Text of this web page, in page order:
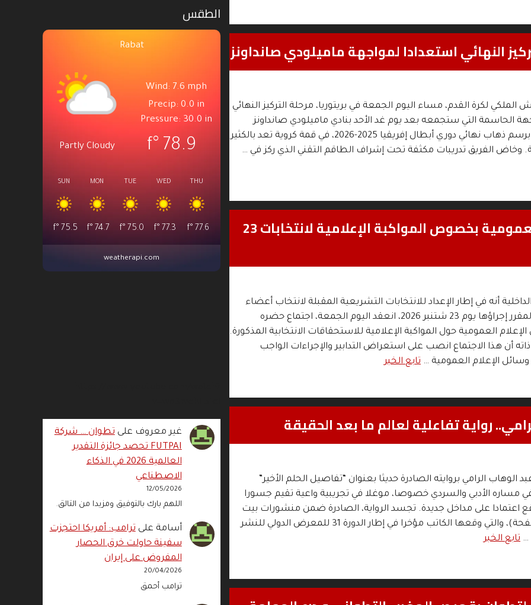
النهائي استعدادا لمواجهة ماميلودي صانداونز
لكرة القدم، مساء اليوم الجمعة في بريتوريا، مرحلة التركيز النهائي
الحاسمة التي ستجمعه بعد يوم غد الأحد بنادي ماميلودي صانداونز
الجنوب إفريقي، برسم ذهاب نهائي دوري أبطال إفريقيا 2025-2026، في قمة كروية تعد بالكثير
وخاض الفريق تدريبات مكثفة تحت إشراف الطاقم التقني الذي ركز في …
اجتماع مع مسؤولي وسائل الإعلام العمومية بخصوص المواكبة الإعلامية لانتخابات 23
الداخلية أنه في إطار الإعداد للانتخابات التشريعية المقبلة لانتخاب أعضاء
مجلس النواب المقرر إجراؤها يوم 23 شتنبر 2026، انعقد اليوم الجمعة، اجتماع حضره
العمومية حول المواكبة الإعلامية للاستحقاقات الانتخابية المذكورة.
أن هذا الاجتماع انصب على استعراض التدابير والإجراءات الواجب
الإعلام العمومية … تابع الخبر
رواية تفاعلية لعالم ما بعد الحقيقة
الوهاب الرامي بروايته الصادرة حديثا بعنوان “تفاصيل الحلم الأخير”
مساره الأدبي والسردي خصوصا، موغلا في تجريبية واعية تقيم جسورا
اعتمادا على مداخل جديدة. تجسد الرواية، الصادرة ضمن منشورات بيت
الحكمة (336 صفحة)، والتي وقعها الكاتب مؤخرا في إطار الدورة 31 للمعرض الدولي للنشر
… تابع الخبر
الطقس
Rabat
Partly Cloudy
Wind: 7.6 mph
Precip: 0.0 in
Pressure: 30.0 in
78.9
°f
SUN
75.5
°f
MON
74.7
°f
TUE
75.0
°f
WED
77.3
°f
THU
77.6
°f
weatherapi.com
غير معروف علىتطوان … شركة
FUTPAI تحصد جائزة التقدير
العالمية 2026 في الذكاء
الاصطناعي
12/05/2026
اللهم بارك بالتوفيق ومزيدا من التالق.
أسامة علىترامب: أمريكا احتجزت
سفينة حاولت خرق الحصار
المفروض على إيران
20/04/2026
ترامب أحمق